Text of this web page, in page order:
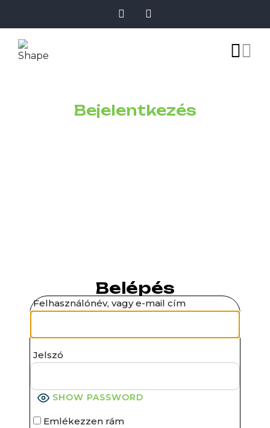
Bejelentkezés
Belépés
Felhasználónév, vagy e-mail cím
Jelszó
SHOW PASSWORD
Emlékezzen rám